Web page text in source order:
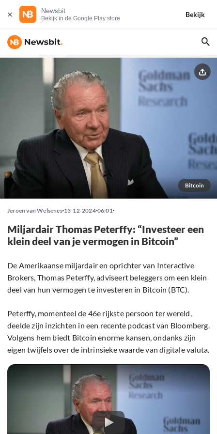
Newsbit
Bekijk in de Google Play store
Bekijk
Bitcoin
Jeroen van Welsenes 13-12-2024 06:01
Miljardair Thomas Peterffy: “Investeer een
klein deel van je vermogen in Bitcoin”
De Amerikaanse miljardair en oprichter van Interactive
Brokers, Thomas Peterffy, adviseert beleggers om een klein
deel van hun vermogen te investeren in Bitcoin (BTC).
Peterffy, momenteel de 46e rijkste persoon ter wereld,
deelde zijn inzichten in een recente podcast van Bloomberg.
Volgens hem biedt Bitcoin enorme kansen, ondanks zijn
eigen twijfels over de intrinsieke waarde van digitale valuta.